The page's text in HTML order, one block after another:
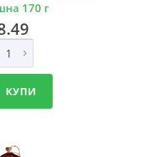
170 г
КУПИ